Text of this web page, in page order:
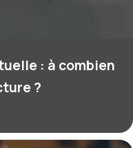
: à combien
?